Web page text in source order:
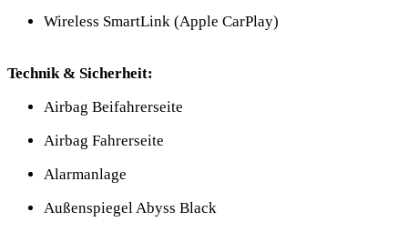
Wireless SmartLink (Apple CarPlay)
Technik & Sicherheit:
Airbag Beifahrerseite
Airbag Fahrerseite
Alarmanlage
Außenspiegel Abyss Black